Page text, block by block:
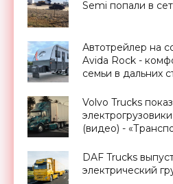
Semi попали в
Автотрейлер на
Avida Rock -
семьи в дальних
Volvo Trucks
(видео) -
DAF Trucks
электрический